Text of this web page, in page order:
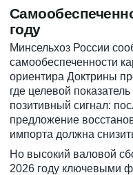
году
Минсельхоз России
самообеспеченности
ориентира Доктрины
где целевой
позитивный сигнал:
предложение
импорта должна
Но высокий валовой
2026 году ключевыми